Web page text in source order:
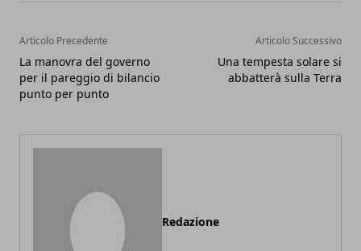
Articolo Precedente
La manovra del governo
per il pareggio di bilancio
punto per punto
Articolo Successivo
Una tempesta solare si
abbatterà sulla Terra
Redazione